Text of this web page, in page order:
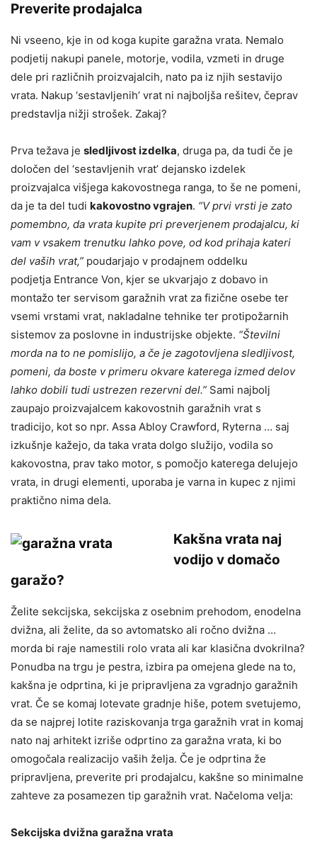
Preverite prodajalca
Ni vseeno, kje in od koga kupite garažna vrata. Nemalo
podjetij nakupi panele, motorje, vodila, vzmeti in druge
dele pri različnih proizvajalcih, nato pa iz njih sestavijo
vrata. Nakup ‘sestavljenih’ vrat ni najboljša rešitev, čeprav
predstavlja nižji strošek. Zakaj?
Prva težava je sledljivost izdelka, druga pa, da tudi če je
določen del ‘sestavljenih vrat’ dejansko izdelek
proizvajalca višjega kakovostnega ranga, to še ne pomeni,
da je ta del tudi kakovostno vgrajen. “V prvi vrsti je zato
pomembno, da vrata kupite pri preverjenem prodajalcu, ki
vam v vsakem trenutku lahko pove, od kod prihaja kateri
del vaših vrat,” poudarjajo v prodajnem oddelku
podjetja Entrance Von, kjer se ukvarjajo z dobavo in
montažo ter servisom garažnih vrat za fizične osebe ter
vsemi vrstami vrat, nakladalne tehnike ter protipožarnih
sistemov za poslovne in industrijske objekte. “Številni
morda na to ne pomislijo, a če je zagotovljena sledljivost,
pomeni, da boste v primeru okvare katerega izmed delov
lahko dobili tudi ustrezen rezervni del.” Sami najbolj
zaupajo proizvajalcem kakovostnih garažnih vrat s
tradicijo, kot so npr. Assa Abloy Crawford, Ryterna … saj
izkušnje kažejo, da taka vrata dolgo služijo, vodila so
kakovostna, prav tako motor, s pomočjo katerega delujejo
vrata, in drugi elementi, uporaba je varna in kupec z njimi
praktično nima dela.
Kakšna vrata naj
vodijo v domačo
garažo?
Želite sekcijska, sekcijska z osebnim prehodom, enodelna
dvižna, ali želite, da so avtomatsko ali ročno dvižna …
morda bi raje namestili rolo vrata ali kar klasična dvokrilna?
Ponudba na trgu je pestra, izbira pa omejena glede na to,
kakšna je odprtina, ki je pripravljena za vgradnjo garažnih
vrat. Če se komaj lotevate gradnje hiše, potem svetujemo,
da se najprej lotite raziskovanja trga garažnih vrat in komaj
nato naj arhitekt izriše odprtino za garažna vrata, ki bo
omogočala realizacijo vaših želja. Če je odprtina že
pripravljena, preverite pri prodajalcu, kakšne so minimalne
zahteve za posamezen tip garažnih vrat. Načeloma velja:
Sekcijska dvižna garažna vrata